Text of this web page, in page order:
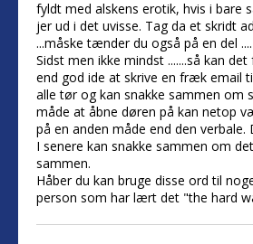
fyldt med alskens erotik, hvis i bare
jer ud i det uvisse. Tag da et skridt
...måske tænder du også på en del ....
Sidst men ikke mindst .......så kan
end god ide at skrive en fræk email
alle tør og kan snakke sammen om
måde at åbne døren på kan netop
på en anden måde end den
I senere kan snakke sammen om
sammen.
Håber du kan bruge disse ord til
person som har lært det "the hard